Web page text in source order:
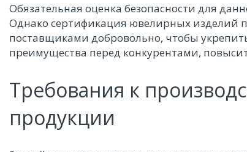
Обязательная оценка безопасности для
Однако сертификация ювелирных изделий
поставщиками добровольно, чтобы
преимущества перед конкурентами,
Требования к
продукции